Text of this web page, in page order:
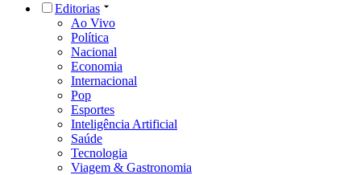
Editorias
Ao Vivo
Política
Nacional
Economia
Internacional
Pop
Esportes
Inteligência Artificial
Saúde
Tecnologia
Viagem & Gastronomia